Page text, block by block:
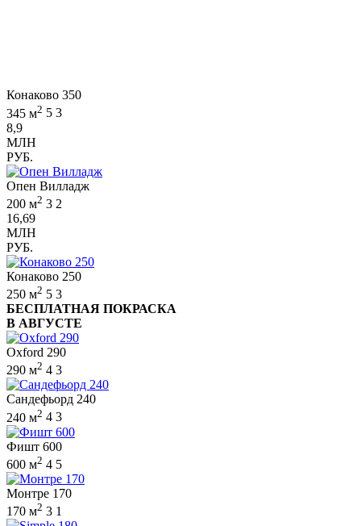
Конаково 350
345 м2 5 3
8,9
МЛН
РУБ.
Опен Вилладж
200 м2 3 2
16,69
МЛН
РУБ.
Конаково 250
250 м2 5 3
БЕСПЛАТНАЯ ПОКРАСКА
В АВГУСТЕ
Oxford 290
290 м2 4 3
Сандефьорд 240
240 м2 4 3
Фишт 600
600 м2 4 5
Монтре 170
170 м2 3 1